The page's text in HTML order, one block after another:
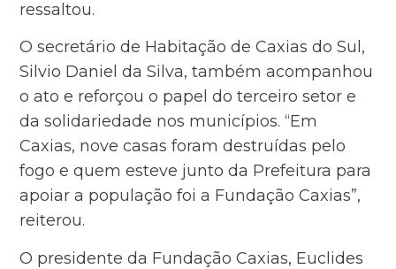
ressaltou.
O secretário de Habitação de Caxias do Sul,
Silvio Daniel da Silva, também acompanhou
o ato e reforçou o papel do terceiro setor e
da solidariedade nos municípios. “Em
Caxias, nove casas foram destruídas pelo
fogo e quem esteve junto da Prefeitura para
apoiar a população foi a Fundação Caxias”,
reiterou.
O presidente da Fundação Caxias, Euclides